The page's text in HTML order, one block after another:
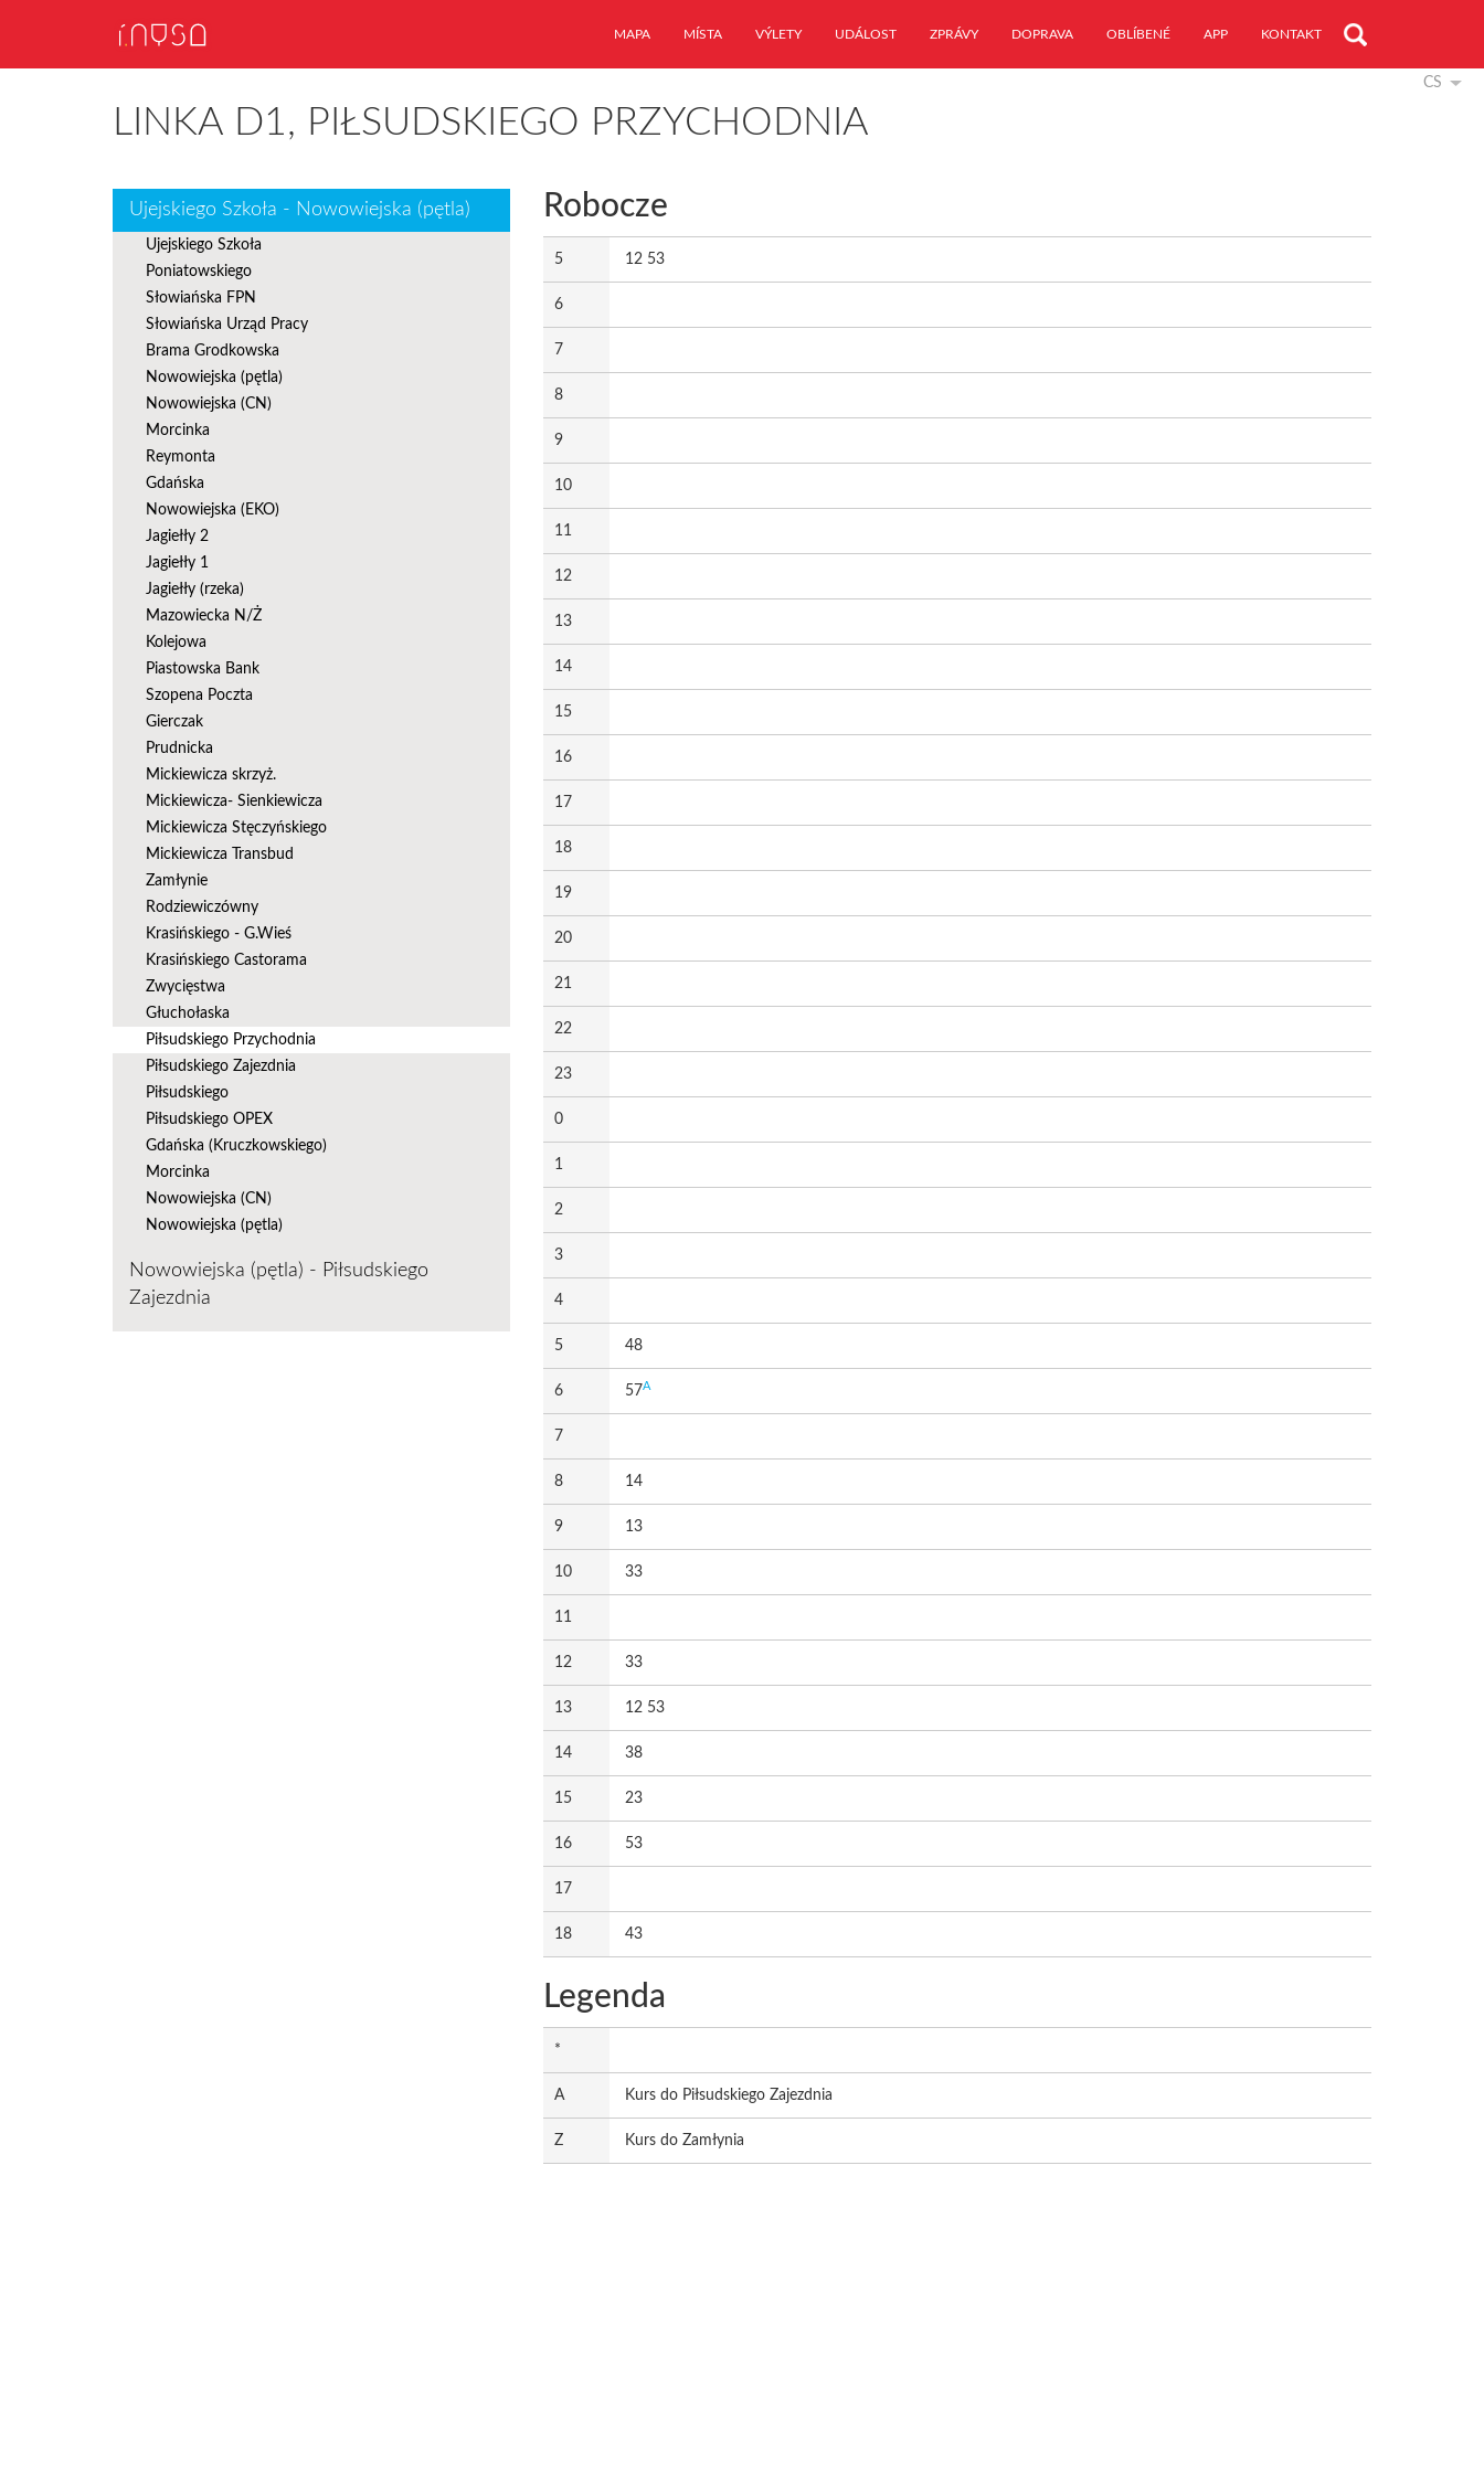
MAPA MÍSTA VÝLETY UDÁLOST ZPRÁVY DOPRAVA OBLÍBENÉ APP KONTAKT
CS
LINKA D1, PIŁSUDSKIEGO PRZYCHODNIA
Ujejskiego Szkoła - Nowowiejska (pętla)
Ujejskiego Szkoła
Poniatowskiego
Słowiańska FPN
Słowiańska Urząd Pracy
Brama Grodkowska
Nowowiejska (pętla)
Nowowiejska (CN)
Morcinka
Reymonta
Gdańska
Nowowiejska (EKO)
Jagiełły 2
Jagiełły 1
Jagiełły (rzeka)
Mazowiecka N/Ż
Kolejowa
Piastowska Bank
Szopena Poczta
Gierczak
Prudnicka
Mickiewicza skrzyż.
Mickiewicza- Sienkiewicza
Mickiewicza Stęczyńskiego
Mickiewicza Transbud
Zamłynie
Rodziewiczówny
Krasińskiego - G.Wieś
Krasińskiego Castorama
Zwycięstwa
Głuchołaska
Piłsudskiego Przychodnia
Piłsudskiego Zajezdnia
Piłsudskiego
Piłsudskiego OPEX
Gdańska (Kruczkowskiego)
Morcinka
Nowowiejska (CN)
Nowowiejska (pętla)
Nowowiejska (pętla) - Piłsudskiego
Zajezdnia
Robocze
5 12 53
6
7
8
9
10
11
12
13
14
15
16
17
18
19
20
21
22
23
0
1
2
3
4
5 48
6 57A
7
8 14
9 13
10 33
11
12 33
13 12 53
14 38
15 23
16 53
17
18 43
Legenda
*
A Kurs do Piłsudskiego Zajezdnia
Z Kurs do Zamłynia